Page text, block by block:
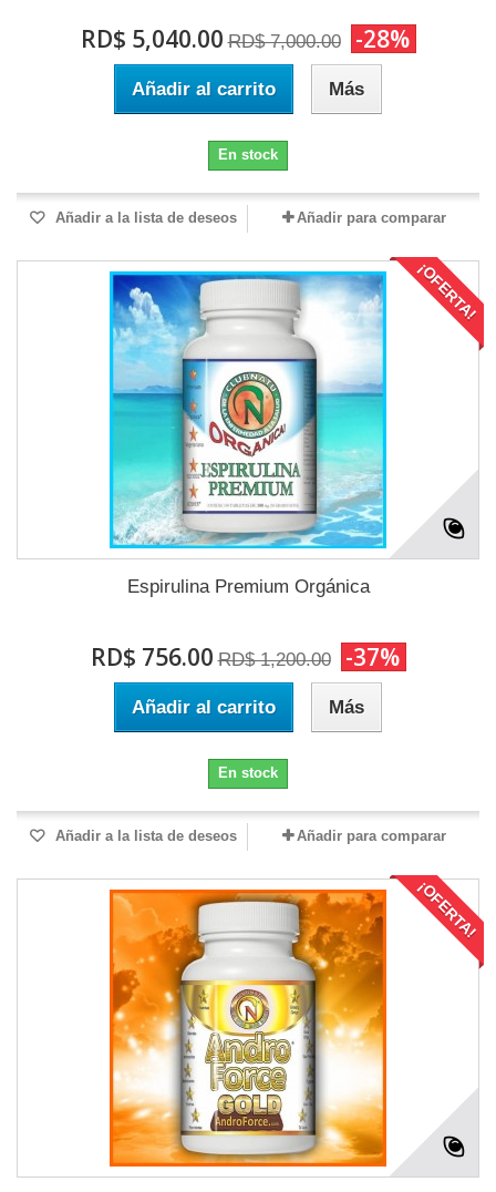
RD$ 5,040.00 RD$ 7,000.00 -28%
Añadir al carrito Más
En stock
Añadir a la lista de deseos Añadir para comparar
¡OFERTA!
Espirulina Premium Orgánica
RD$ 756.00 RD$ 1,200.00 -37%
Añadir al carrito Más
En stock
Añadir a la lista de deseos Añadir para comparar
¡OFERTA!